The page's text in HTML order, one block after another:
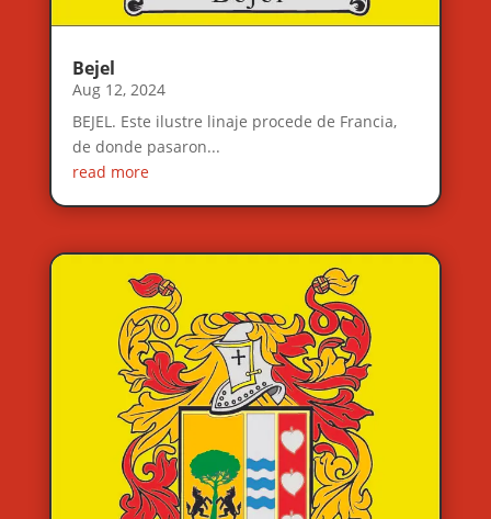
Bejel
Aug 12, 2024
BEJEL. Este ilustre linaje procede de Francia,
de donde pasaron...
read more